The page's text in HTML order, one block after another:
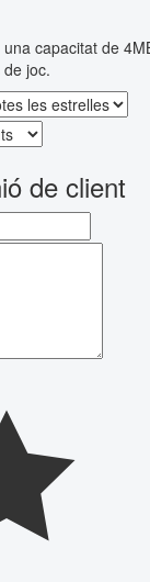
capacitat de
joc.
de client